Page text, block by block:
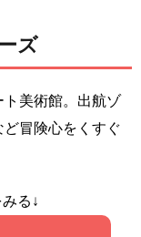
ズ
ト美術館。出航ゾ
冒険心をくすぐ
る↓